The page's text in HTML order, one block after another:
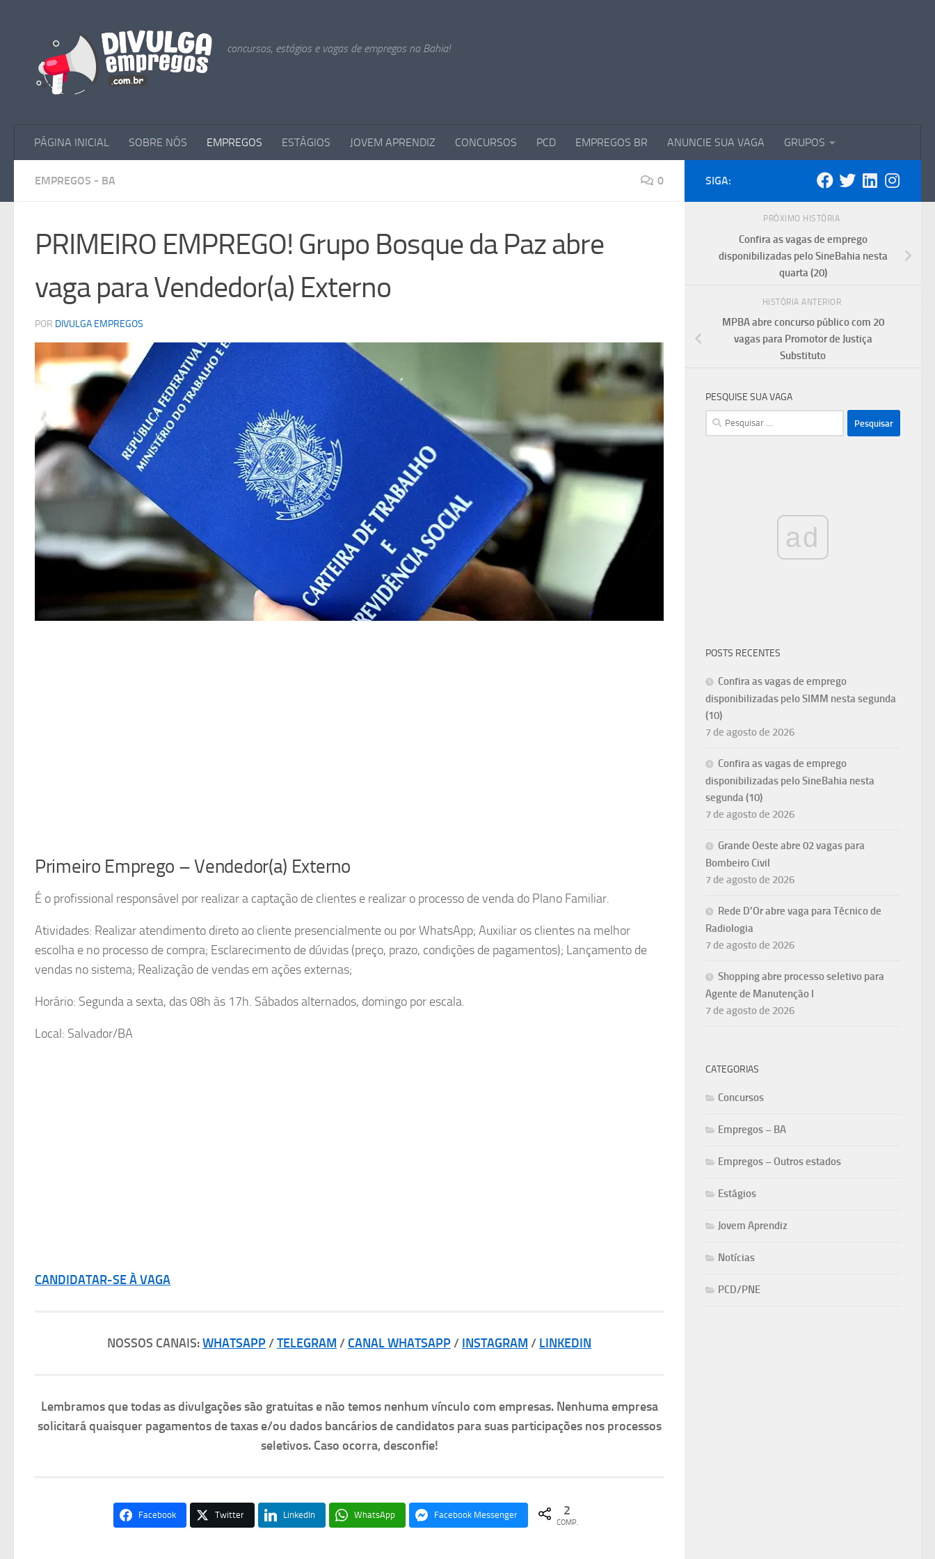
concursos, estágios e vagas de empregos na Bahia!
PÁGINA INICIAL SOBRE NÓS EMPREGOS ESTÁGIOS JOVEM APRENDIZ CONCURSOS PCD EMPREGOS BR ANUNCIE SUA VAGA GRUPOS
EMPREGOS - BA 0
PRIMEIRO EMPREGO! Grupo Bosque da Paz abre
vaga para Vendedor(a) Externo
POR DIVULGA EMPREGOS
Primeiro Emprego – Vendedor(a) Externo
É o profissional responsável por realizar a captação de clientes e realizar o processo de venda do Plano Familiar.
Atividades: Realizar atendimento direto ao cliente presencialmente ou por WhatsApp; Auxiliar os clientes na melhor
escolha e no processo de compra; Esclarecimento de dúvidas (preço, prazo, condições de pagamentos); Lançamento de
vendas no sistema; Realização de vendas em ações externas;
Horário: Segunda a sexta, das 08h às 17h. Sábados alternados, domingo por escala.
Local: Salvador/BA
CANDIDATAR-SE À VAGA
NOSSOS CANAIS:WHATSAPP/ TELEGRAM / CANAL WHATSAPP/ INSTAGRAM / LINKEDIN
Lembramos que todas as divulgações são gratuitas e não temos nenhum vínculo com empresas. Nenhuma empresa
solicitará quaisquer pagamentos de taxas e/ou dados bancários de candidatos para suas participações nos processos
seletivos. Caso ocorra, desconfie!
Facebook Twitter LinkedIn WhatsApp Facebook Messenger 2
COMP.
SIGA:
PRÓXIMO HISTÓRIA
Confira as vagas de emprego
disponibilizadas pelo SineBahia nesta
quarta (20)
HISTÓRIA ANTERIOR
MPBA abre concurso público com 20
vagas para Promotor de Justiça
Substituto
PESQUISE SUA VAGA
Pesquisar
por:
ad
POSTS RECENTES
Confira as vagas de emprego
disponibilizadas pelo SIMM nesta segunda
(10)
7 de agosto de 2026
Confira as vagas de emprego
disponibilizadas pelo SineBahia nesta
segunda (10)
7 de agosto de 2026
Grande Oeste abre 02 vagas para
Bombeiro Civil
7 de agosto de 2026
Rede D’Or abre vaga para Técnico de
Radiologia
7 de agosto de 2026
Shopping abre processo seletivo para
Agente de Manutenção I
7 de agosto de 2026
CATEGORIAS
Concursos
Empregos – BA
Empregos – Outros estados
Estágios
Jovem Aprendiz
Notícias
PCD/PNE